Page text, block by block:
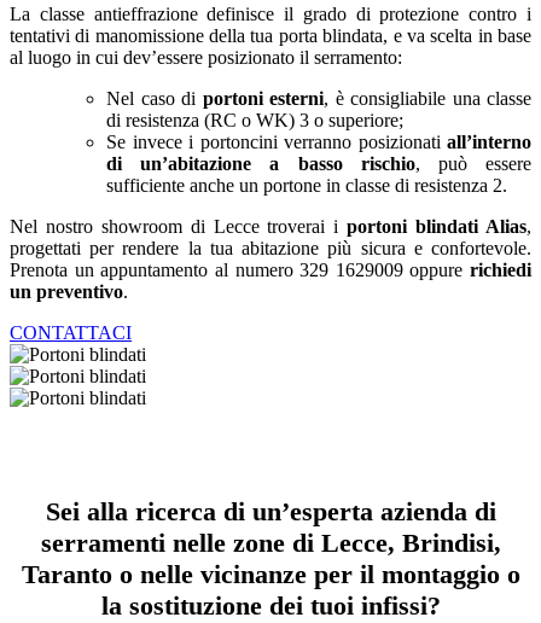
La classe antieffrazione definisce il grado di protezione contro i
tentativi di manomissione della tua porta blindata, e va scelta in base
al luogo in cui dev’essere posizionato il serramento:
Nel caso di portoni esterni, è consigliabile una classe
di resistenza (RC o WK) 3 o superiore;
Se invece i portoncini verranno posizionati all’interno
di un’abitazione a basso rischio, può essere
sufficiente anche un portone in classe di resistenza 2.
Nel nostro showroom di Lecce troverai iportoni blindati Alias,
progettati per rendere la tua abitazione più sicura e confortevole.
Prenota un appuntamento al numero 329 1629009 oppure richiedi
un preventivo.
CONTATTACI
Portoni
blindati
Portoni
Sei alla ricerca di un’esperta azienda di
serramenti nelle zone di Lecce, Brindisi,
Taranto o nelle vicinanze per il montaggio o
la sostituzione dei tuoi infissi?